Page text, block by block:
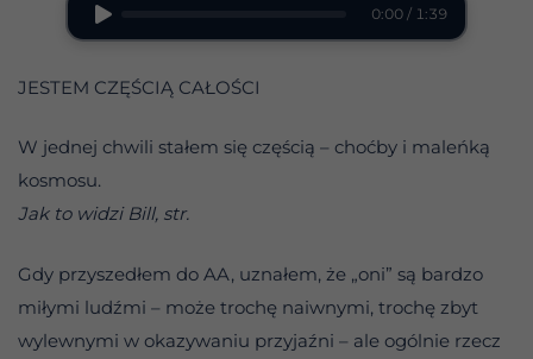
0:00 / 1:39
JESTEM CZĘŚCIĄ CAŁOŚCI
W jednej chwili stałem się częścią – choćby i maleńką
kosmosu.
Jak to widzi Bill, str.
Gdy przyszedłem do AA, uznałem, że „oni” są bardzo
miłymi ludźmi – może trochę naiwnymi, trochę zbyt
wylewnymi w okazywaniu przyjaźni – ale ogólnie rzecz